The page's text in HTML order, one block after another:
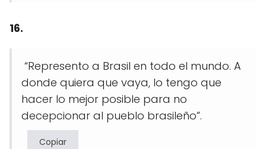
16.
“Represento a Brasil en todo el mundo. A
donde quiera que vaya, lo tengo que
hacer lo mejor posible para no
decepcionar al pueblo brasileño”.
Copiar